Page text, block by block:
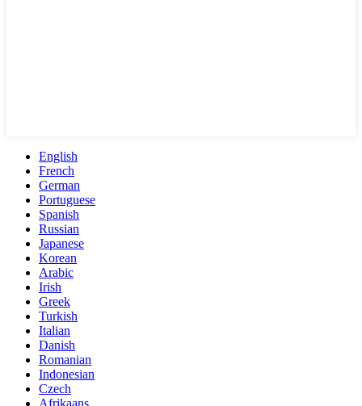
English
French
German
Portuguese
Spanish
Russian
Japanese
Korean
Arabic
Irish
Greek
Turkish
Italian
Danish
Romanian
Indonesian
Czech